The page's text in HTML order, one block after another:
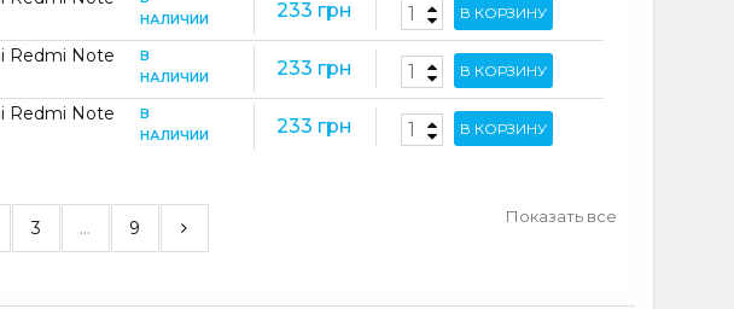
НАЛИЧИИ
233 грн В КОРЗИНУ
Redmi Note
В
НАЛИЧИИ
233 грн В КОРЗИНУ
Redmi Note
В
НАЛИЧИИ
233 грн В КОРЗИНУ
Показать все
3 ... 9